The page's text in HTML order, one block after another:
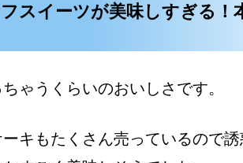
スイーツが美味しすぎる！
ゃうくらいのおいしさです。
キもたくさん売っているので誘